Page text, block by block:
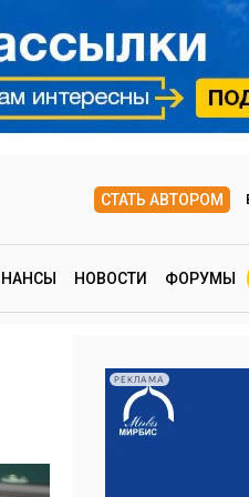
СТАТЬ АВТОРОМ
НОВОСТИ ФОРУМЫ
РЕКЛАМА